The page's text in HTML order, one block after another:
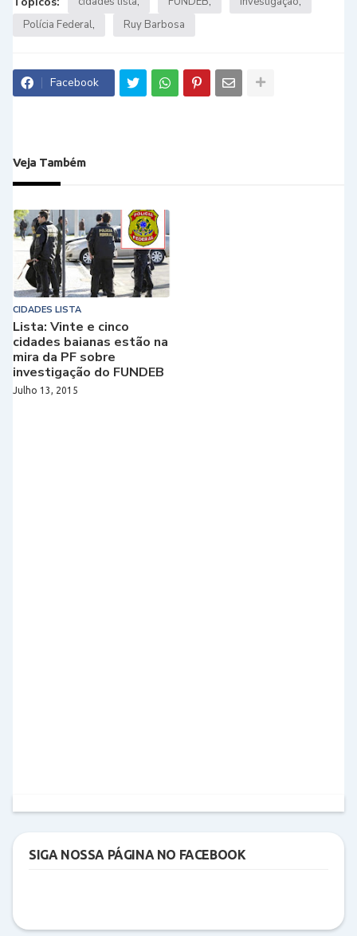
Polícia Federal
Ruy Barbosa
Facebook
Veja Também
CIDADES LISTA
Lista: Vinte e cinco
cidades baianas estão na
mira da PF sobre
investigação do FUNDEB
Julho 13, 2015
SIGA NOSSA PÁGINA NO FACEBOOK